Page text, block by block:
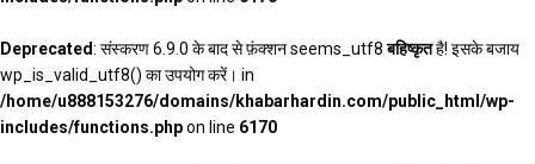
Deprecated: संस्करण 6.9.0 के बाद से फ़ंक्शन seems_utf8बहिष्कृतहै! इसके बजाय
wp_is_valid_utf8() का उपयोग करें। in
/home/u888153276/domains/khabarhardin.com/public_html/wp-
includes/functions.phpon line 6170